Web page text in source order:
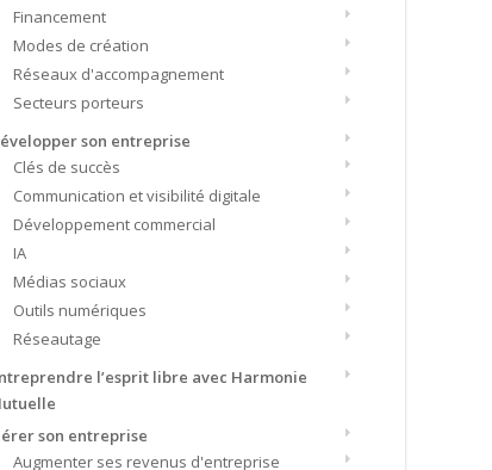
Financement
Modes de création
Réseaux d'accompagnement
Secteurs porteurs
son entreprise
Clés de succès
Communication et visibilité digitale
Développement commercial
IA
Médias sociaux
Outils numériques
Réseautage
l’esprit libre avec Harmonie
son entreprise
Augmenter ses revenus d'entreprise